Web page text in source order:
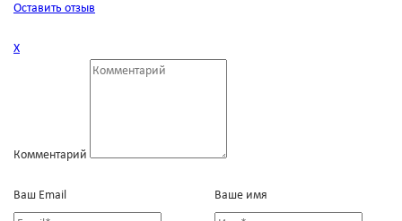
Оставить отзыв
Х
Комментарий
Ваш Email Ваше имя